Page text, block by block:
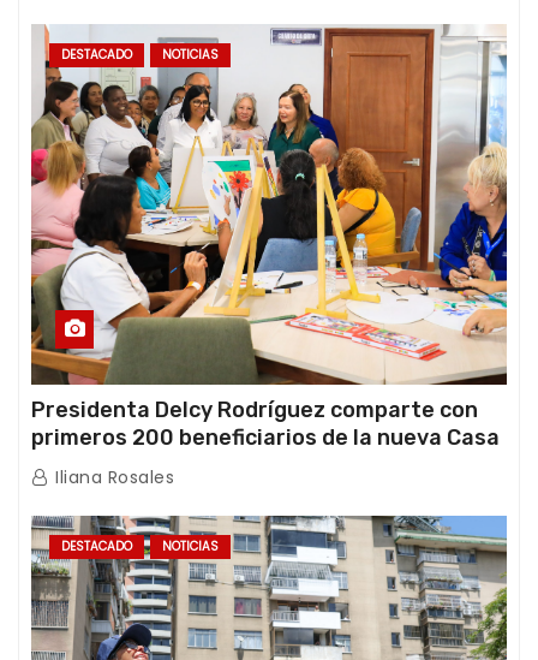
DESTACADO NOTICIAS
Presidenta Delcy Rodríguez comparte con
primeros 200 beneficiarios de la nueva Casa
de los Abuelos “La Primavera” en Caracas
Iliana Rosales
DESTACADO NOTICIAS